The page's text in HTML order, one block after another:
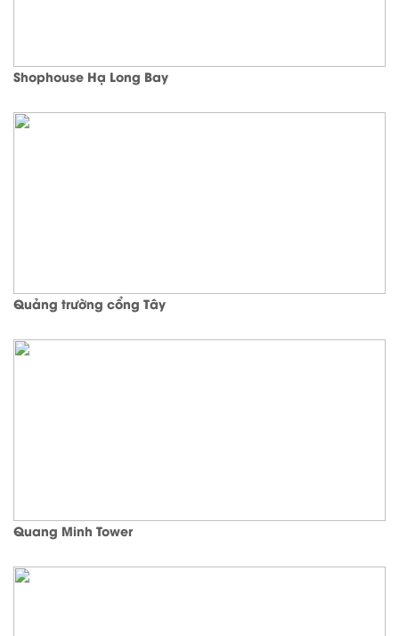
Shophouse Hạ Long Bay
Quảng trường cổng Tây
Quang Minh Tower